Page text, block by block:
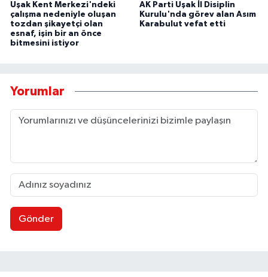
Uşak Kent Merkezi'ndeki
çalışma nedeniyle oluşan
tozdan şikayetçi olan
esnaf, işin bir an önce
bitmesini istiyor
AK Parti Uşak İl Disiplin
Kurulu'nda görev alan Asım
Karabulut vefat etti
Yorumlar
Gönder